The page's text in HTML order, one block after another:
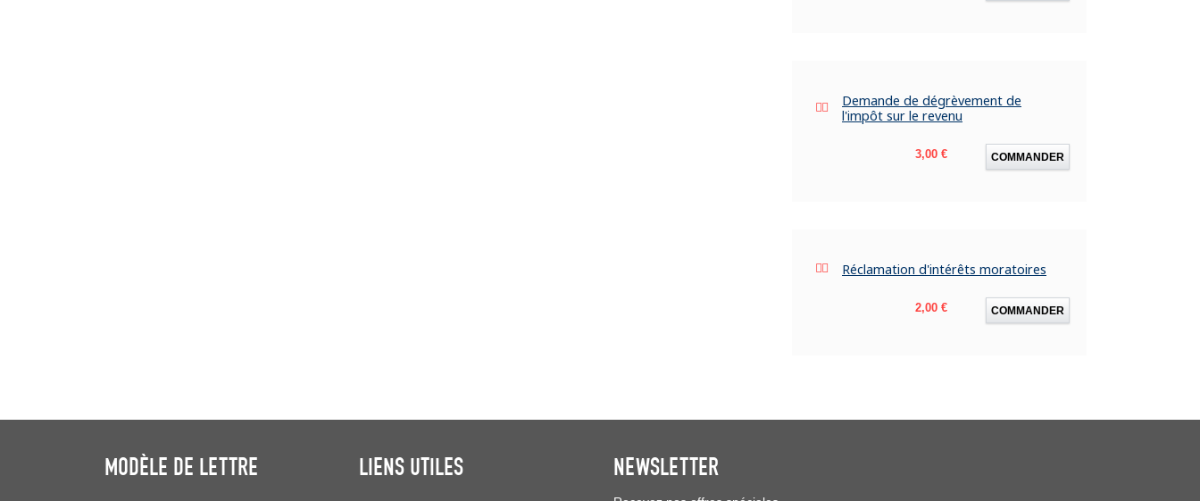
Demande de dégrèvement de
l'impôt sur le revenu
Prix
3,00 € COMMANDER
Réclamation d'intérêts moratoires
Prix
2,00 € COMMANDER
MODÈLE DE LETTRE LIENS UTILES NEWSLETTER